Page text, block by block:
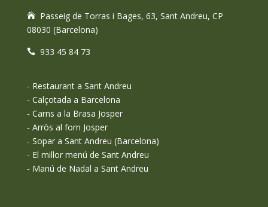
Passeig de Torras i Bages, 63, Sant Andreu, CP
08030 (Barcelona)
933 45 84 73
- Restaurant a Sant Andreu
- Calçotada a Barcelona
- Carns a la Brasa Josper
- Arròs al forn Josper
- Sopar a Sant Andreu (Barcelona)
- El millor menú de Sant Andreu
- Manú de Nadal a Sant Andreu